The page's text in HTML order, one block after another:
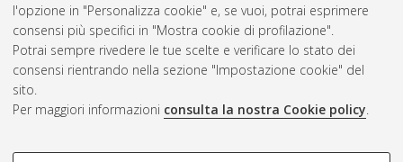
l'opzione in "Personalizza cookie" e, se vuoi, potrai esprimere
consensi più specifici in "Mostra cookie di profilazione".
Potrai sempre rivedere le tue scelte e verificare lo stato dei
consensi rientrando nella sezione "Impostazione cookie" del
sito.
Per maggiori informazioni consulta la nostra Cookie policy.
Rss 1.0
Rss 2.0
AMS Laurea
Impostazioni Cookie